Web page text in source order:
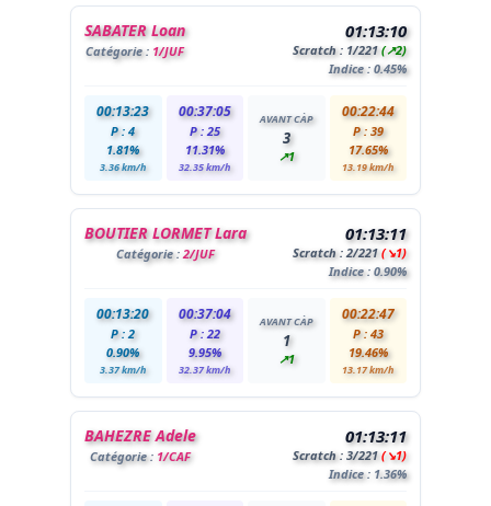
SABATER Loan
Catégorie : 1/JUF
01:13:10
Scratch : 1/221(↗2)
Indice : 0.45%
00:13:23
P : 4
1.81%
3.36 km/h
00:37:05
P : 25
11.31%
32.35 km/h
AVANT CÀP
3
↗1
00:22:44
P : 39
17.65%
13.19 km/h
BOUTIER LORMET Lara
Catégorie :2/JUF
01:13:11
Scratch :2/221(↘1)
Indice : 0.90%
00:13:20
P : 2
0.90%
3.37 km/h
00:37:04
P : 22
9.95%
32.37 km/h
AVANT CÀP
1
↗1
00:22:47
P : 43
19.46%
13.17 km/h
BAHEZRE Adele
Catégorie : 1/CAF
01:13:11
Scratch : 3/221(↘1)
Indice : 1.36%